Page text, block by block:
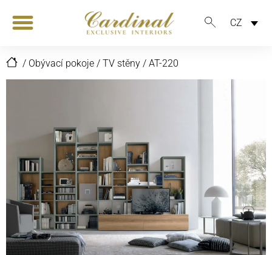
CZ
/ Obývací pokoje / TV stěny / AT-220